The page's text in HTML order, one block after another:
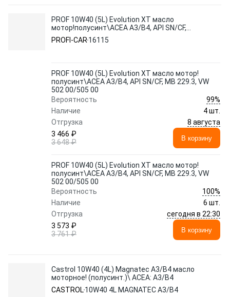
PROF 10W40 (5L) Evolution XT масло
мотор!полусинт\ACEA A3/B4, API SN/CF,
MB 229.3, VW 502 00/505 00
PROFI-CAR 16115
PROF 10W40 (5L) Evolution XT масло мотор!
полусинт\ACEA A3/B4, API SN/CF, MB 229.3, VW
502 00/505 00
Вероятность
99%
Наличие
4 шт.
Отгрузка
8 августа
3 466 ₽
3 648 ₽
В корзину
PROF 10W40 (5L) Evolution XT масло мотор!
полусинт\ACEA A3/B4, API SN/CF, MB 229.3, VW
502 00/505 00
Вероятность
100%
Наличие
6 шт.
Отгрузка
сегодня в 22:30
3 573 ₽
3 761 ₽
В корзину
Castrol 10W40 (4L) Magnatec A3/B4 масло
моторное! (полусинт.)\ ACEA: A3/B4
CASTROL10W40 4L MAGNATEC A3/B4